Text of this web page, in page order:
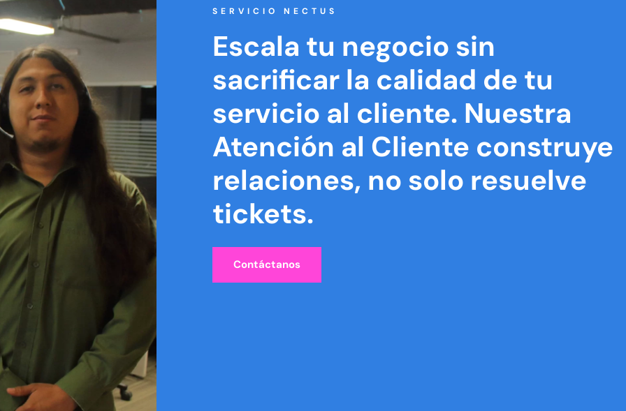
SERVICIO NECTUS
Escala tu negocio sin
sacrificar la calidad de tu
servicio al cliente. Nuestra
Atención al Cliente construye
relaciones, no solo resuelve
tickets.
Contáctanos